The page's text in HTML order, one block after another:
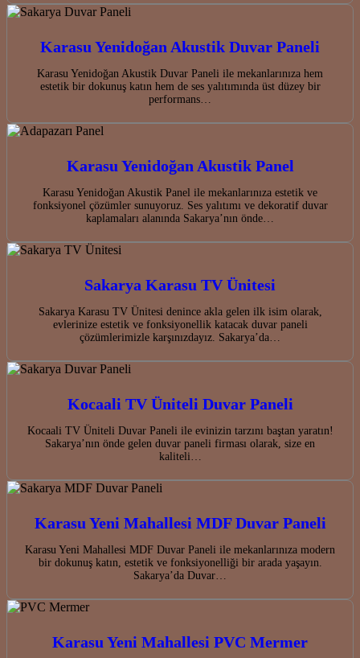
Karasu Yenidoğan Akustik Duvar Paneli
Karasu Yenidoğan Akustik Duvar Paneli ile mekanlarınıza hem
estetik bir dokunuş katın hem de ses yalıtımında üst düzey bir
performans…
Karasu Yenidoğan Akustik Panel
Karasu Yenidoğan Akustik Panel ile mekanlarınıza estetik ve
fonksiyonel çözümler sunuyoruz. Ses yalıtımı ve dekoratif duvar
kaplamaları alanında Sakarya’nın önde…
Sakarya Karasu TV Ünitesi
Sakarya Karasu TV Ünitesi denince akla gelen ilk isim olarak,
evlerinize estetik ve fonksiyonellik katacak duvar paneli
çözümlerimizle karşınızdayız. Sakarya’da…
Kocaali TV Üniteli Duvar Paneli
Kocaali TV Üniteli Duvar Paneli ile evinizin tarzını baştan yaratın!
Sakarya’nın önde gelen duvar paneli firması olarak, size en
kaliteli…
Karasu Yeni Mahallesi MDF Duvar Paneli
Karasu Yeni Mahallesi MDF Duvar Paneli ile mekanlarınıza modern
bir dokunuş katın, estetik ve fonksiyonelliği bir arada yaşayın.
Sakarya’da Duvar…
Karasu Yeni Mahallesi PVC Mermer